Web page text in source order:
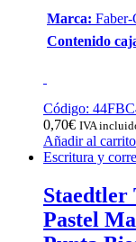
Marca: Faber-
Contenido
Código:
0,70€ IVA
Añadir al carrito
Escritura y
Staedtler
Pastel